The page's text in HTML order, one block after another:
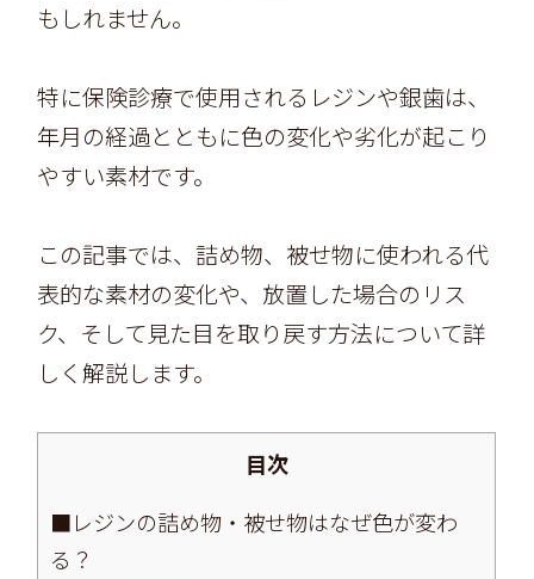
もしれません。
特に保険診療で使用されるレジンや銀歯は、
年月の経過とともに色の変化や劣化が起こり
やすい素材です。
この記事では、詰め物、被せ物に使われる代
表的な素材の変化や、放置した場合のリス
ク、そして見た目を取り戻す方法について詳
しく解説します。
目次
■レジンの詰め物・被せ物はなぜ色が変わ
る？